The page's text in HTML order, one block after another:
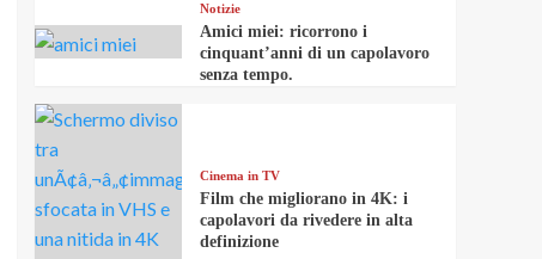
Notizie
Amici miei: ricorrono i
cinquant’anni di un capolavoro
senza tempo.
Cinema in TV
Film che migliorano in 4K: i
capolavori da rivedere in alta
definizione